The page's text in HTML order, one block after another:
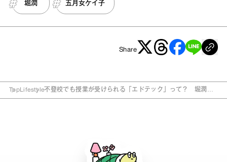
堀潤 五月女ケイ子
Share
TopLifestyle不登校でも授業が受けられる「エドテック」って？ 堀潤が